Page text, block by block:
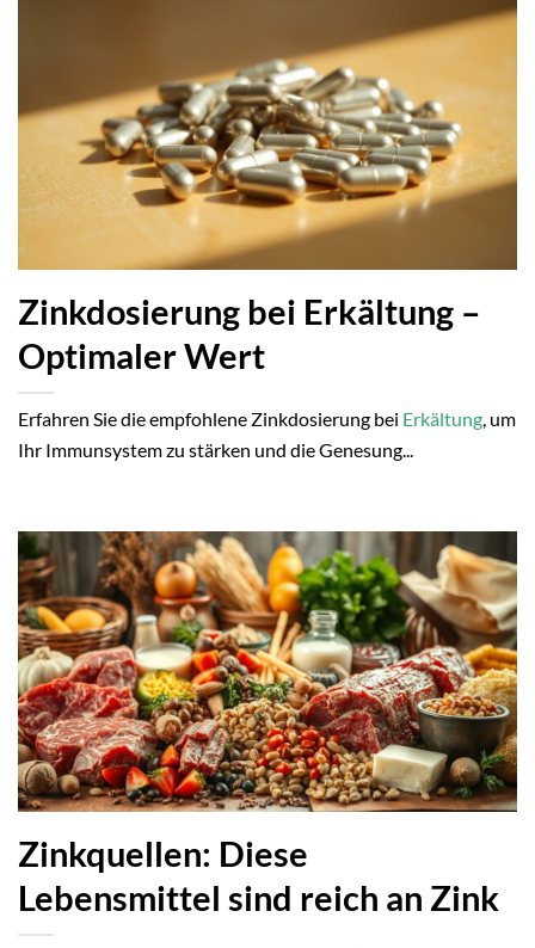
Zinkdosierung bei Erkältung –
Optimaler Wert
Erfahren Sie die empfohlene Zinkdosierung bei Erkältung, um
Ihr Immunsystem zu stärken und die Genesung...
Zinkquellen: Diese
Lebensmittel sind reich an Zink